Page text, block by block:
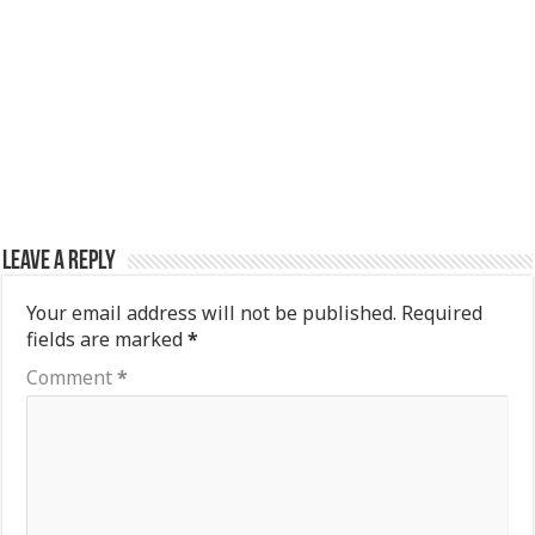
Leave a Reply
Your email address will not be published. Required
fields are marked*
Comment*